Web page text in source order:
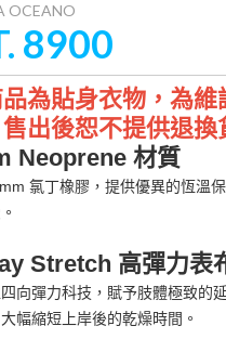
OCEANO
8900
為貼身衣物，為
出後恕不提供退換
Neoprene 材質
氯丁橡膠，提供優異的恆溫
Stretch 高彈力表
向彈力科技，賦予肢體極致的
幅縮短上岸後的乾燥時間。